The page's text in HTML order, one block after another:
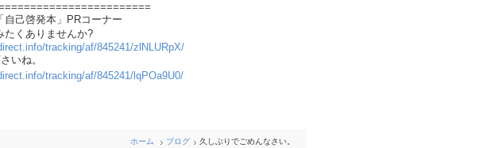
PRコーナー
せんか?
tracking/af/845241/zlNLURpX/
。
tracking/af/845241/lqPOa9U0/
ホーム ブログ 久しぶりでごめんなさい。